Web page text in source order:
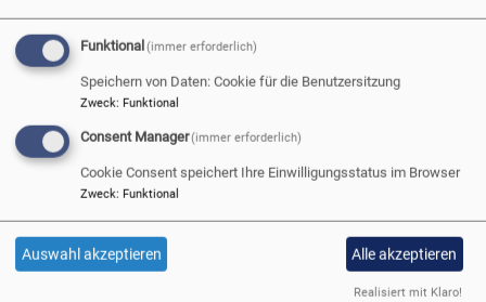
Funktional (immer erforderlich)
Speichern von Daten: Cookie für die Benutzersitzung
Zweck: Funktional
Consent Manager(immer erforderlich)
Cookie Consent speichert Ihre Einwilligungsstatus im Browser
Zweck: Funktional
Auswahl akzeptieren Alle akzeptieren
Realisiert mit Klaro!